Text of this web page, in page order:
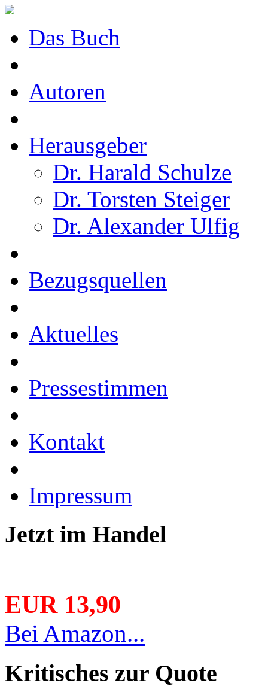
Das Buch
Autoren
Herausgeber
Dr. Harald Schulze
Dr. Torsten Steiger
Dr. Alexander Ulfig
Bezugsquellen
Aktuelles
Pressestimmen
Kontakt
Impressum
Jetzt im Handel
EUR 13,90
Bei Amazon...
Kritisches zur Quote